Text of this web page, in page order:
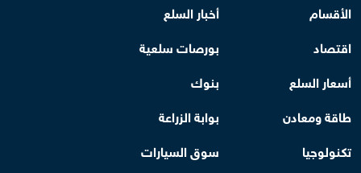
الأقسام
أخبار السلع
اقتصاد
بورصات سلعية
أسعار السلع
بنوك
طاقة ومعادن
بوابة الزراعة
تكنولوجيا
سوق السيارات